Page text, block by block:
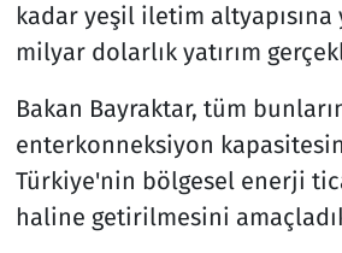
kadar yeşil iletim altyapısına
milyar dolarlık yatırım
Bakan Bayraktar, tüm
enterkonneksiyon
Türkiye'nin bölgesel enerji
haline getirilmesini